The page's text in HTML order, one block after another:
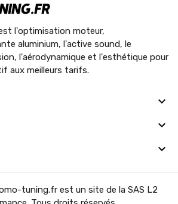
l'optimisation moteur,
aluminium, l'active sound, le
l'aérodynamique et l'esthétique pour
aux meilleurs tarifs.
tuning.fr est un site de la SAS L2